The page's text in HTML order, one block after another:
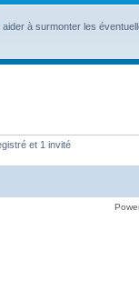
à surmonter les
et 1 invité